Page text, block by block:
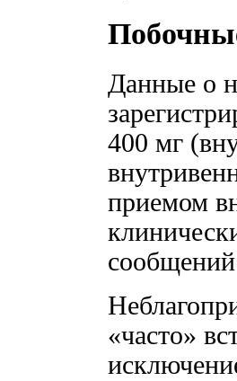
Данные о
400 мг
приемом
«часто»